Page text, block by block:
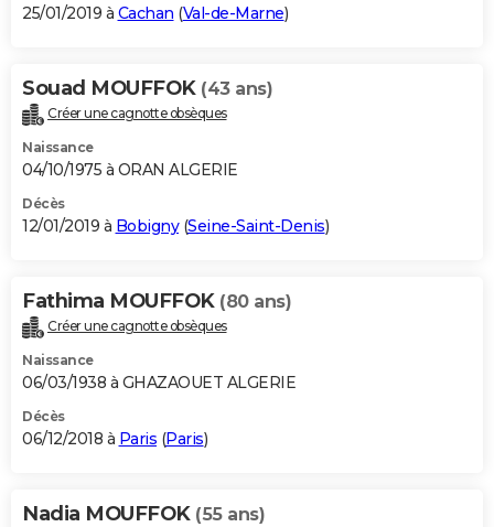
25/01/2019 à Cachan (Val-de-Marne)
Souad MOUFFOK (43 ans)
Créer une cagnotte obsèques
Naissance
04/10/1975 à ORAN ALGERIE
Décès
12/01/2019 à Bobigny(Seine-Saint-Denis)
Fathima MOUFFOK (80 ans)
Créer une cagnotte obsèques
Naissance
06/03/1938 à GHAZAOUET ALGERIE
Décès
06/12/2018 à Paris (Paris)
Nadia MOUFFOK (55 ans)